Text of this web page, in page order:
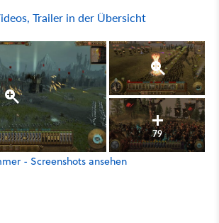
Trailer in der Übersicht
79
- Screenshots ansehen